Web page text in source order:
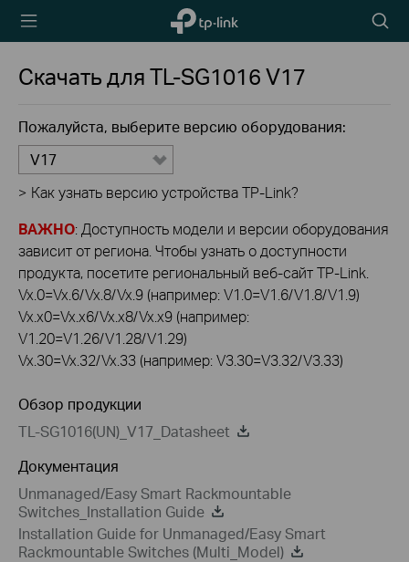
TP-Link,
Reliably
icon
Скачать дляTL-SG1016V17
Пожалуйста, выберите версию оборудования:
V17
> Как узнать версию устройства TP-Link?
ВАЖНО: Доступность модели и версии оборудования
зависит от региона. Чтобы узнать о доступности
продукта, посетите региональный веб-сайт TP-Link.
Vx.0=Vx.6/Vx.8/Vx.9 (например: V1.0=V1.6/V1.8/V1.9)
Vx.x0=Vx.x6/Vx.x8/Vx.x9 (например:
V1.20=V1.26/V1.28/V1.29)
Vx.30=Vx.32/Vx.33 (например: V3.30=V3.32/V3.33)
Обзор продукции
TL-SG1016(UN)_V17_Datasheet
Документация
Unmanaged/Easy Smart Rackmountable
Switches_Installation Guide
Installation Guide for Unmanaged/Easy Smart
Rackmountable Switches (Multi_Model)